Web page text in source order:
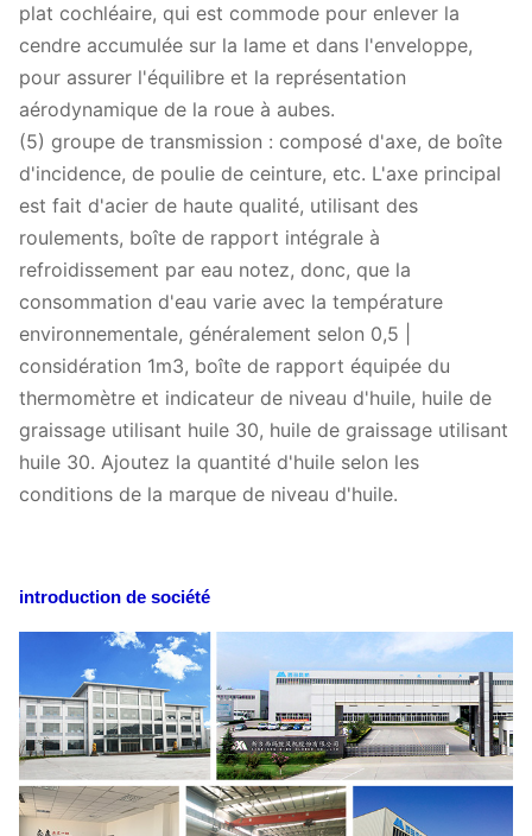
plat cochléaire, qui est commode pour enlever la
cendre accumulée sur la lame et dans l'enveloppe,
pour assurer l'équilibre et la représentation
aérodynamique de la roue à aubes.
(5) groupe de transmission : composé d'axe, de boîte
d'incidence, de poulie de ceinture, etc. L'axe principal
est fait d'acier de haute qualité, utilisant des
roulements, boîte de rapport intégrale à
refroidissement par eau notez, donc, que la
consommation d'eau varie avec la température
environnementale, généralement selon 0,5 |
considération 1m3, boîte de rapport équipée du
thermomètre et indicateur de niveau d'huile, huile de
graissage utilisant huile 30, huile de graissage utilisant
huile 30. Ajoutez la quantité d'huile selon les
conditions de la marque de niveau d'huile.
introduction de société